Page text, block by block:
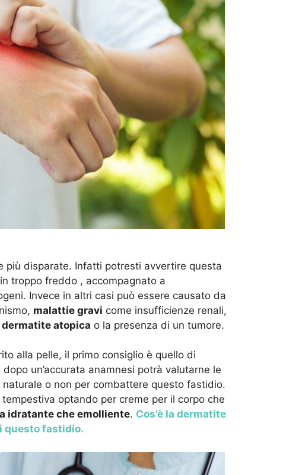
più disparate. Infatti potresti avvertire questa
troppo freddo , accompagnato a
Invece in altri casi può essere causato da
malattie gravi come insufficienze renali,
dermatite atopica o la presenza di un tumore.
alla pelle, il primo consiglio è quello di
dopo un’accurata anamnesi potrà valutarne le
o non per combattere questo fastidio.
optando per creme per il corpo che
idratante che emolliente. Cos’è la dermatite
questo fastidio.